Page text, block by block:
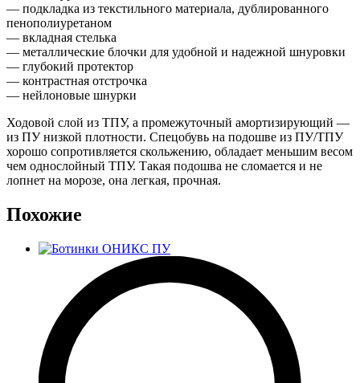
— подкладка из текстильного материала, дублированного
пенополиуретаном
— вкладная стелька
— металлические блочки для удобной и надежной шнуровки
— глубокий протектор
— контрастная отстрочка
— нейлоновые шнурки
Ходовой слой из ТПУ, а промежуточный амортизирующий —
из ПУ низкой плотности. Спецобувь на подошве из ПУ/ТПУ
хорошо сопротивляется скольжению, обладает меньшим весом
чем однослойный ТПУ. Такая подошва не сломается и не
лопнет на морозе, она легкая, прочная.
Похожие